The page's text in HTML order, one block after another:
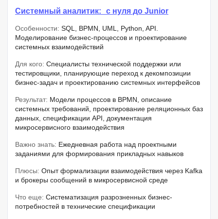
Системный аналитик: с нуля до Junior
Особенности: SQL, BPMN, UML, Python, API.
Моделирование бизнес-процессов и проектирование
системных взаимодействий
Для кого: Специалисты технической поддержки или
тестировщики, планирующие переход к декомпозиции
бизнес-задач и проектированию системных интерфейсов
Результат: Модели процессов в BPMN, описание
системных требований, проектирование реляционных баз
данных, спецификации API, документация
микросервисного взаимодействия
Важно знать: Ежедневная работа над проектными
заданиями для формирования прикладных навыков
Плюсы: Опыт формализации взаимодействия через Kafka
и брокеры сообщений в микросервисной среде
Что еще: Систематизация разрозненных бизнес-
потребностей в технические спецификации